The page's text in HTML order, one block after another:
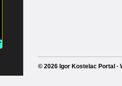
© 2026 Igor Kostelac Portal